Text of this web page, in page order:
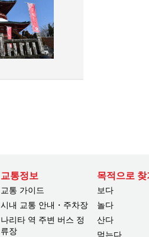
교통정보
교통 가이드
시내 교통 안내・주차장
나리타 역 주변 버스 정
류장
목적으로 찾
보다
놀다
산다
먹는다